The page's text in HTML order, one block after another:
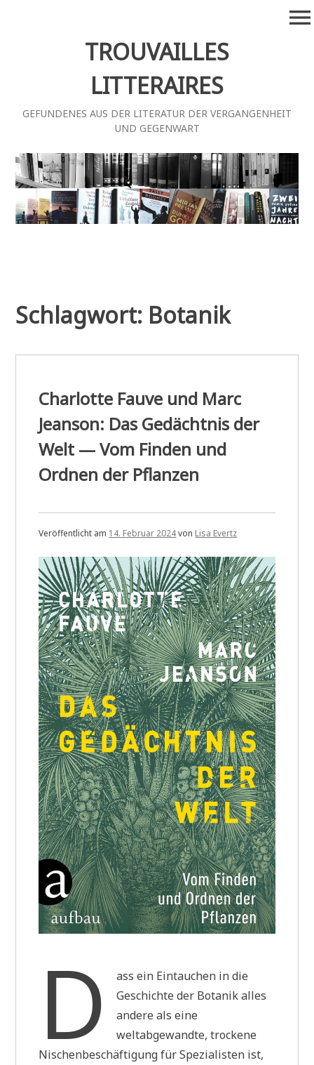
TROUVAILLES
LITTERAIRES
GEFUNDENES AUS DER LITERATUR DER VERGANGENHEIT
UND GEGENWART
menu
Schlagwort: Botanik
Charlotte Fauve und Marc
Jeanson: Das Gedächtnis der
Welt — Vom Finden und
Ordnen der Pflanzen
Veröffentlicht am 14. Februar 2024von Lisa Evertz
D
ass ein Eintauchen in die
Geschichte der Botanik alles
andere als eine
weltabgewandte, trockene
Nischenbeschäftigung für Spezialisten ist,